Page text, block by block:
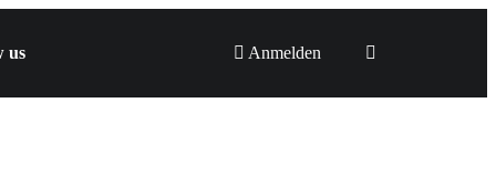
us Anmelden